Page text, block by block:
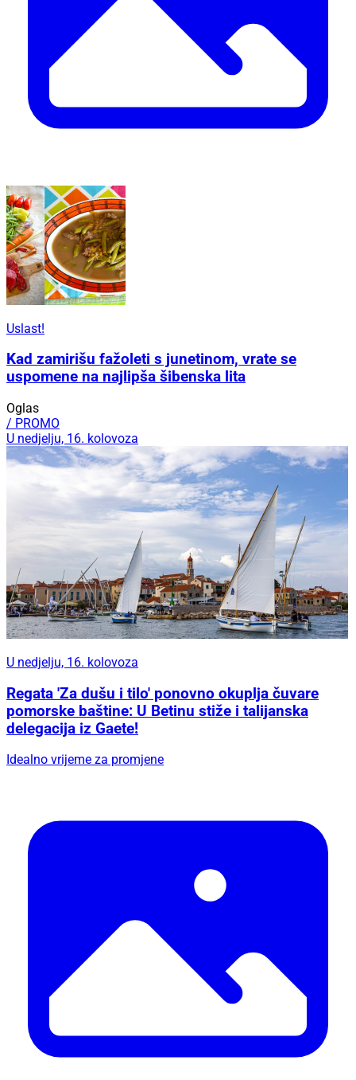
Uslast!
Kad zamirišu fažoleti s junetinom, vrate se
uspomene na najlipša šibenska lita
Oglas
/ PROMO
U nedjelju, 16. kolovoza
U nedjelju, 16. kolovoza
Regata 'Za dušu i tilo' ponovno okuplja čuvare
pomorske baštine: U Betinu stiže i talijanska
delegacija iz Gaete!
Idealno vrijeme za promjene